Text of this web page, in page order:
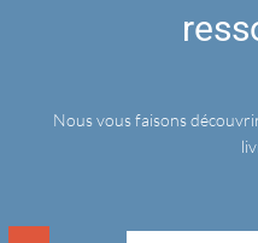
Nous vous faisons